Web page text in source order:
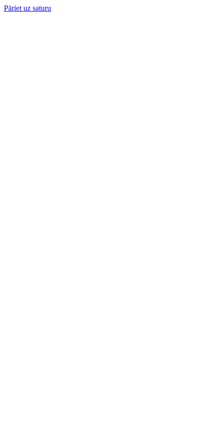
Pāriet uz saturu